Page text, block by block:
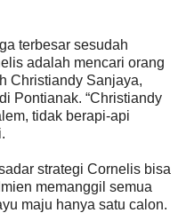
terbesar sesudah
adalah mencari orang
Christiandy Sanjaya,
Pontianak. “Christiandy
tidak berapi-api
strategi Cornelis bisa
memanggil semua
maju hanya satu calon.